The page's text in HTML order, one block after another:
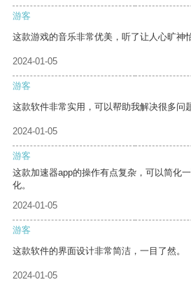
游客
这款游戏的音乐非常优美，听了让人心旷神
2024-01-05
游客
这款软件非常实用，可以帮助我解决很多问
2024-01-05
游客
这款加速器app的操作有点复杂，可以简化
化。
2024-01-05
游客
这款软件的界面设计非常简洁，一目了然。
2024-01-05